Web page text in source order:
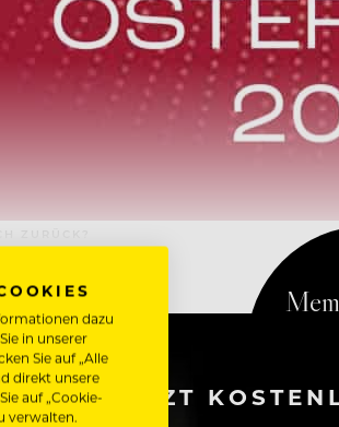
JETZT
dazu
in unserer
Sie auf „Alle
direkt unsere
auf „Cookie-
verwalten.